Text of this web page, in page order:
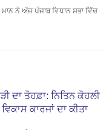
ਨੇ ਅੱਜ ਪੰਜਾਬ ਵਿਧਾਨ ਸਭਾ ਵਿੱਚ
ਦਾ ਤੋਹਫ਼ਾ: ਨਿਤਿਨ ਕੋਹਲੀ
ਕਾਰਜਾਂ ਦਾ ਕੀਤਾ